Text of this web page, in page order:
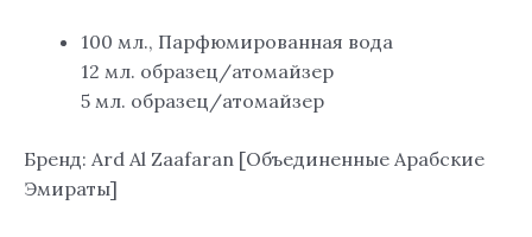
100 мл., Парфюмированная вода
12 мл. образец/атомайзер
5 мл. образец/атомайзер
Бренд: Ard Al Zaafaran [Объединенные Арабские
Эмираты]